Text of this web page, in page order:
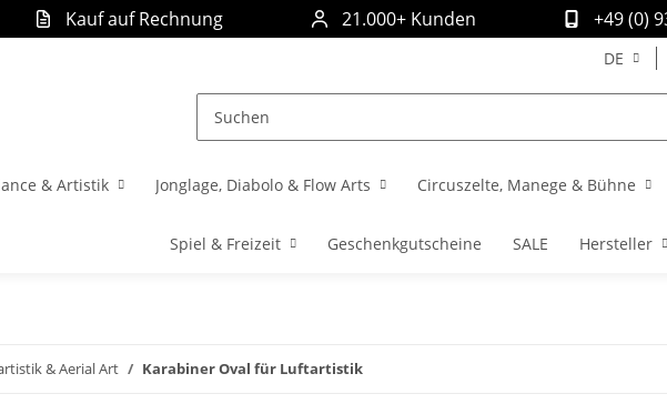
Kauf auf Rechnung 21.000+ Kunden +49 (0)
DE
& Artistik Jonglage, Diabolo & Flow Arts Circuszelte, Manege & Bühne
Spiel & Freizeit Geschenkgutscheine SALE Hersteller
& Aerial Art Karabiner Oval für Luftartistik